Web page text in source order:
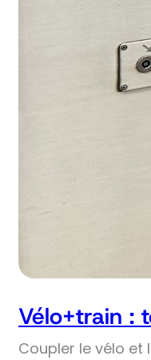
Vélo+train :
Coupler le vélo et